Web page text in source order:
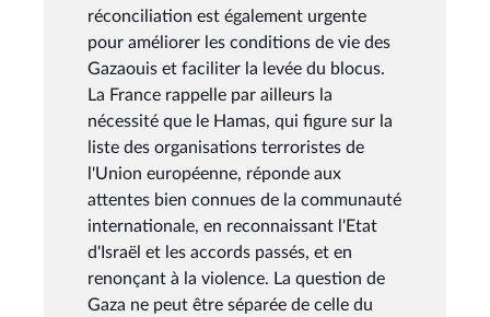
réconciliation est également urgente
pour améliorer les conditions de vie des
Gazaouis et faciliter la levée du blocus.
La France rappelle par ailleurs la
nécessité que le Hamas, qui figure sur la
liste des organisations terroristes de
l'Union européenne, réponde aux
attentes bien connues de la communauté
internationale, en reconnaissant l'Etat
d'Israël et les accords passés, et en
renonçant à la violence. La question de
Gaza ne peut être séparée de celle du